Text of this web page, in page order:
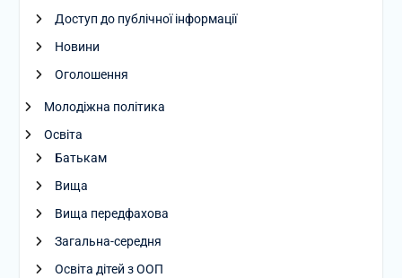
Доступ до публічної інформації
Новини
Оголошення
Молодіжна політика
Освіта
Батькам
Вища
Вища передфахова
Загальна-середня
Освіта дітей з ООП